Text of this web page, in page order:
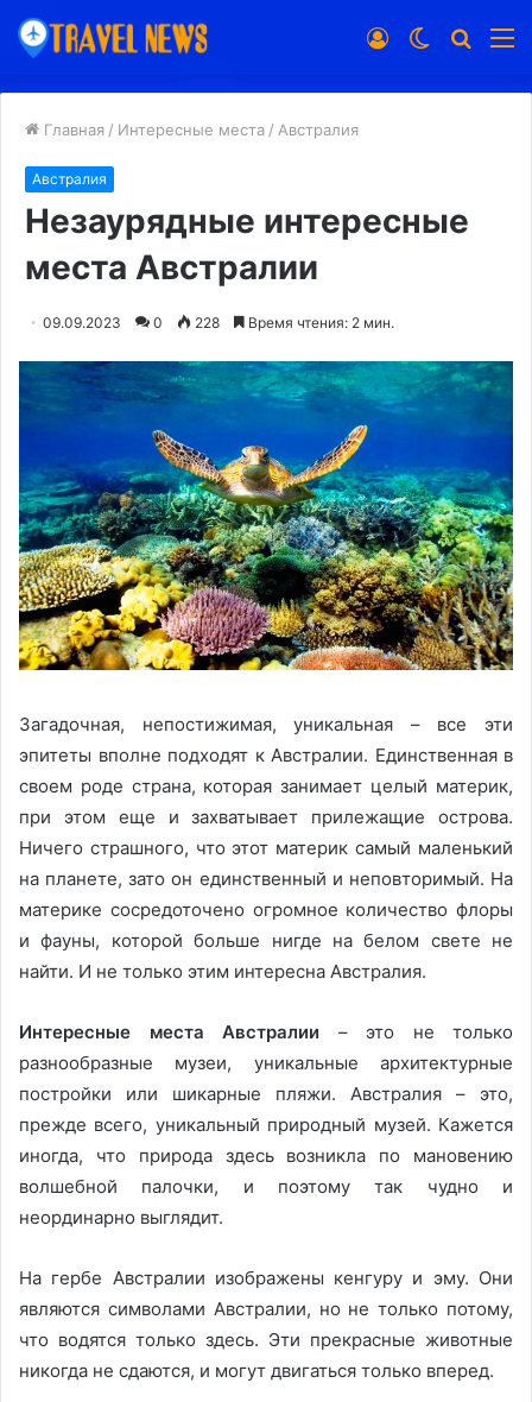
Switch
Войти
Главная / Интересные места / Австралия
Австралия
Незаурядные интересные
места Австралии
09.09.2023 0 228 Время чтения: 2 мин.
Загадочная, непостижимая, уникальная – все эти
эпитеты вполне подходят к Австралии. Единственная в
своем роде страна, которая занимает целый материк,
при этом еще и захватывает прилежащие острова.
Ничего страшного, что этот материк самый маленький
на планете, зато он единственный и неповторимый. На
материке сосредоточено огромное количество флоры
и фауны, которой больше нигде на белом свете не
найти. И не только этим интересна Австралия.
Интересные места Австралии – это не только
разнообразные музеи, уникальные архитектурные
постройки или шикарные пляжи. Австралия – это,
прежде всего, уникальный природный музей. Кажется
иногда, что природа здесь возникла по мановению
волшебной палочки, и поэтому так чудно и
неординарно выглядит.
На гербе Австралии изображены кенгуру и эму. Они
являются символами Австралии, но не только потому,
что водятся только здесь. Эти прекрасные животные
никогда не сдаются, и могут двигаться только вперед.